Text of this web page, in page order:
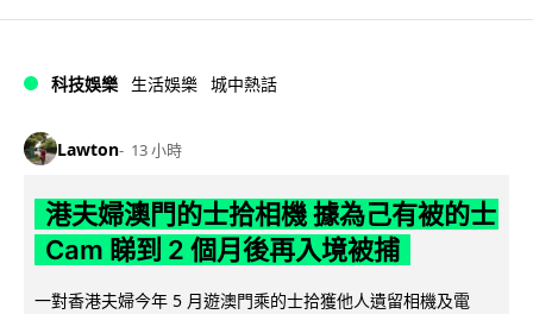
科技娛樂 生活娛樂 城中熱話
Lawton 13 小時
港夫婦澳門的士拾相機 據為己有被的士
Cam 睇到 2 個月後再入境被捕
一對香港夫婦今年 5 月遊澳門乘的士拾獲他人遺留相機及電